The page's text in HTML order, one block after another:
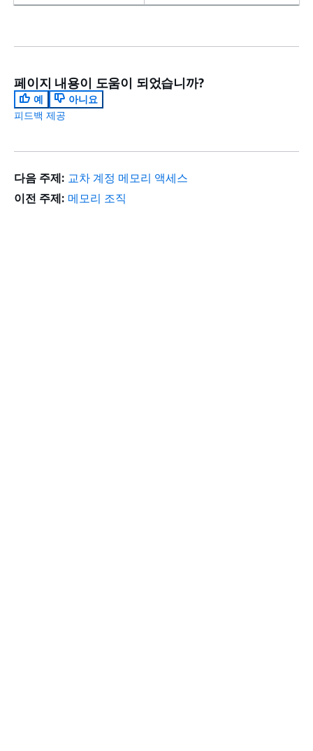
페이지 내용이 도움이 되었습니까?
예
아니요
피드백 제공
다음 주제: 교차 계정 메모리 액세스
이전 주제: 메모리 조직